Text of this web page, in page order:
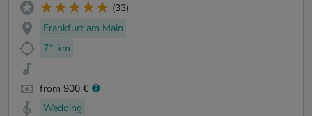
(33)
Frankfurt am Main
71 km
from 900 €
Wedding